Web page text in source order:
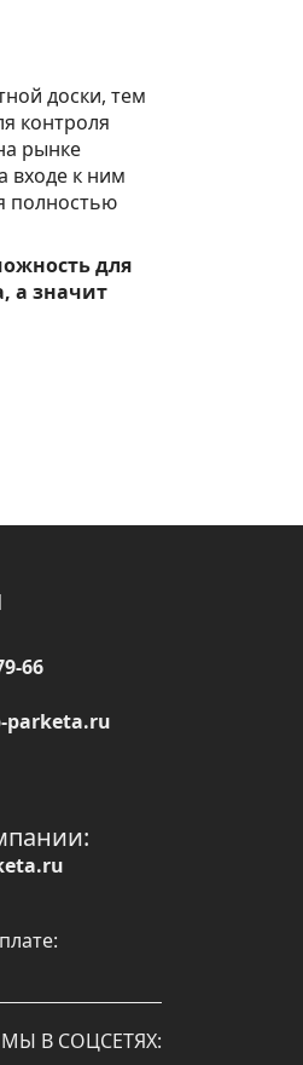
доски, тем
контроля
рынке
входе к ним
полностью
для
а значит
66
parketa.ru
МЫ В СОЦСЕТЯХ: